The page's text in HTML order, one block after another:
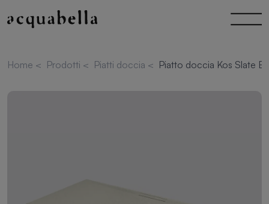
Home < Prodotti < Piatti doccia < Piatto doccia Kos Slate